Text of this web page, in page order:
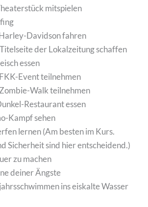
mitspielen
Davidson fahren
der Lokalzeitung schaffen
essen
Event teilnehmen
Walk teilnehmen
Restaurant essen
Kampf sehen
lernen (Am besten im Kurs.
Sicherheit sind hier entscheidend.)
zu machen
deiner Ängste
ins eiskalte Wasser